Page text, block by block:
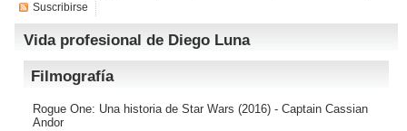
Suscribirse
Vida profesional de Diego Luna
Filmografía
Rogue One: Una historia de Star Wars (2016) - Captain Cassian
Andor